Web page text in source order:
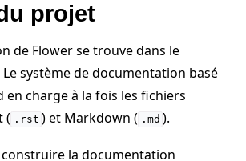
projet
de Flower se trouve dans le
Le système de documentation basé
en charge à la fois les fichiers
( .rst ) et Markdown ( .md ).
la documentation